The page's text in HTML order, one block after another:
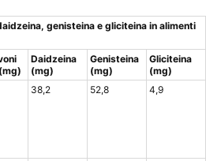
genisteina e gliciteina in alimenti
Daidzeina
(mg)
Genisteina
(mg)
Gliciteina
(mg)
38,2 52,8 4,9